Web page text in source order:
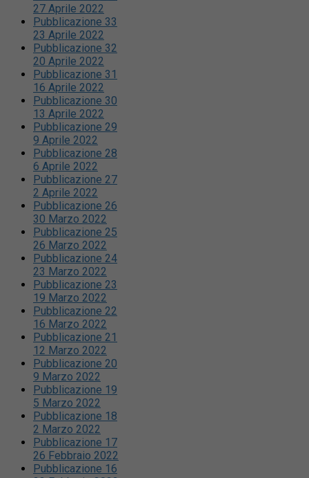
27 Aprile 2022
Pubblicazione 33
23 Aprile 2022
Pubblicazione 32
20 Aprile 2022
Pubblicazione 31
16 Aprile 2022
Pubblicazione 30
13 Aprile 2022
Pubblicazione 29
9 Aprile 2022
Pubblicazione 28
6 Aprile 2022
Pubblicazione 27
2 Aprile 2022
Pubblicazione 26
30 Marzo 2022
Pubblicazione 25
26 Marzo 2022
Pubblicazione 24
23 Marzo 2022
Pubblicazione 23
19 Marzo 2022
Pubblicazione 22
16 Marzo 2022
Pubblicazione 21
12 Marzo 2022
Pubblicazione 20
9 Marzo 2022
Pubblicazione 19
5 Marzo 2022
Pubblicazione 18
2 Marzo 2022
Pubblicazione 17
26 Febbraio 2022
Pubblicazione 16